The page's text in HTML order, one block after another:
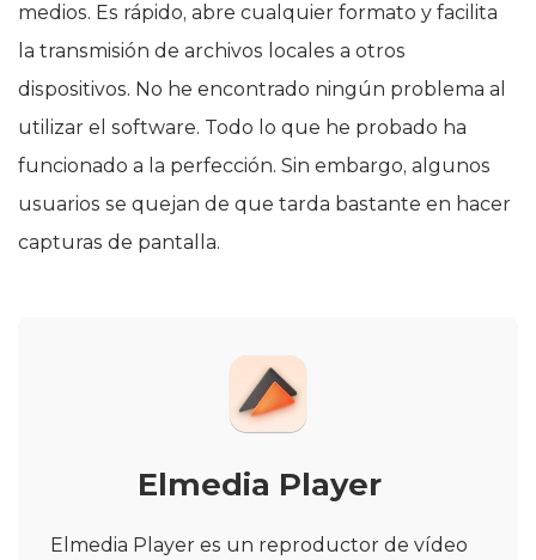
medios. Es rápido, abre cualquier formato y facilita
la transmisión de archivos locales a otros
dispositivos. No he encontrado ningún problema al
utilizar el software. Todo lo que he probado ha
funcionado a la perfección. Sin embargo, algunos
usuarios se quejan de que tarda bastante en hacer
capturas de pantalla.
Elmedia Player
Elmedia Player es un reproductor de vídeo